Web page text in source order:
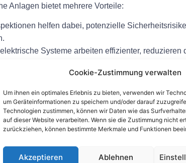
Cookie-Zustimmung verwalten
Um ihnen ein optimales Erlebnis zu bieten, verwenden wir
um Geräteinformationen zu speichern und/oder darauf
Technologien zustimmen, können wir Daten wie das
auf dieser Website verarbeiten. Wenn sie die Zustimmung nicht
zurückziehen, können bestimmte Merkmale und Funktionen
Akzeptieren Ablehnen
Anlagen bietet mehrere Vorteile:
helfen dabei, potenzielle
Systeme arbeiten effizienter,
Einhaltung der Prüffristen-Richtlinien wird
entsprechen.
Wartung und rechtzeitige
oder Austauschvorgängen verringert werden.
Anlagen ist es wichtig, die spezifischen
regelmäßige Inspektionen und